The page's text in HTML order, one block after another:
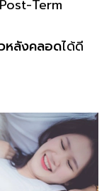
Term
หลังคลอดได้ดี